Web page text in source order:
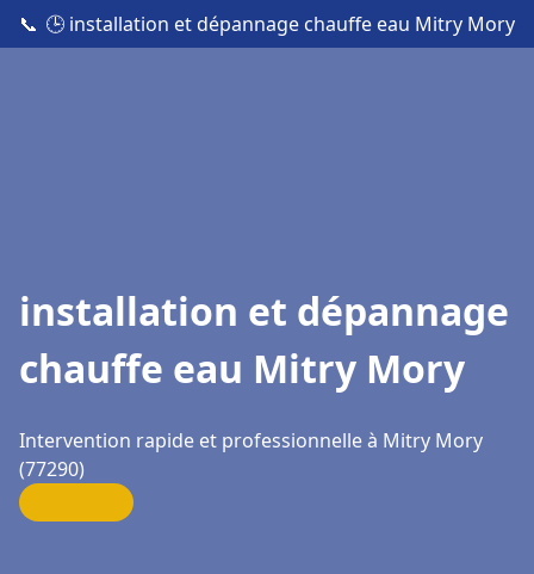
📞 🕒 installation et dépannage chauffe eau Mitry Mory
installation et dépannage
chauffe eau Mitry Mory
Intervention rapide et professionnelle à Mitry Mory
(77290)